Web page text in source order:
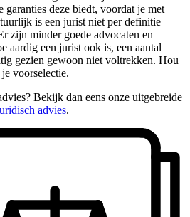
deze biedt, voordat je met
is een jurist niet per definitie
zijn minder goede advocaten en
aardig een jurist ook is, een aantal
gezien gewoon niet voltrekken. Hou
voorselectie.
Bekijk dan eens onze uitgebreide
advies.